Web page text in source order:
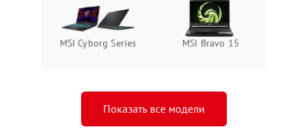
MSI Cyborg Series MSI Bravo 15
Показать все модели